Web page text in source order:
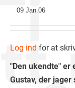
09 Jan.06
Log ind for at
"Den ukendte" er
Gustav, der jager